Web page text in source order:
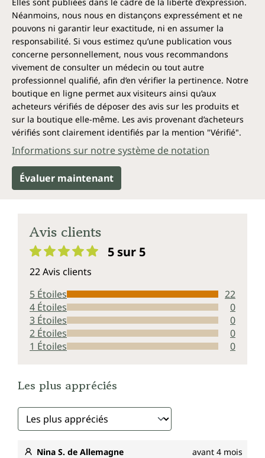
Néanmoins, nous nous en distançons expressément et ne
pouvons ni garantir leur exactitude, ni en assumer la
responsabilité. Si vous estimez qu’une publication vous
concerne personnellement, nous vous recommandons
vivement de consulter un médecin ou tout autre
professionnel qualifié, afin d’en vérifier la pertinence. Notre
boutique en ligne permet aux visiteurs ainsi qu’aux
acheteurs vérifiés de déposer des avis sur les produits et
sur la boutique elle-même. Les avis provenant d’acheteurs
vérifiés sont clairement identifiés par la mention "Vérifié".
Informations sur notre système de notation
Évaluer maintenant
Avis clients
5 sur 5
22 Avis clients
5 Étoiles
22
4 Étoiles
0
3 Étoiles
0
2 Étoiles
0
1 Étoiles
0
Les plus appréciés
Nina S. de Allemagne avant 4 mois